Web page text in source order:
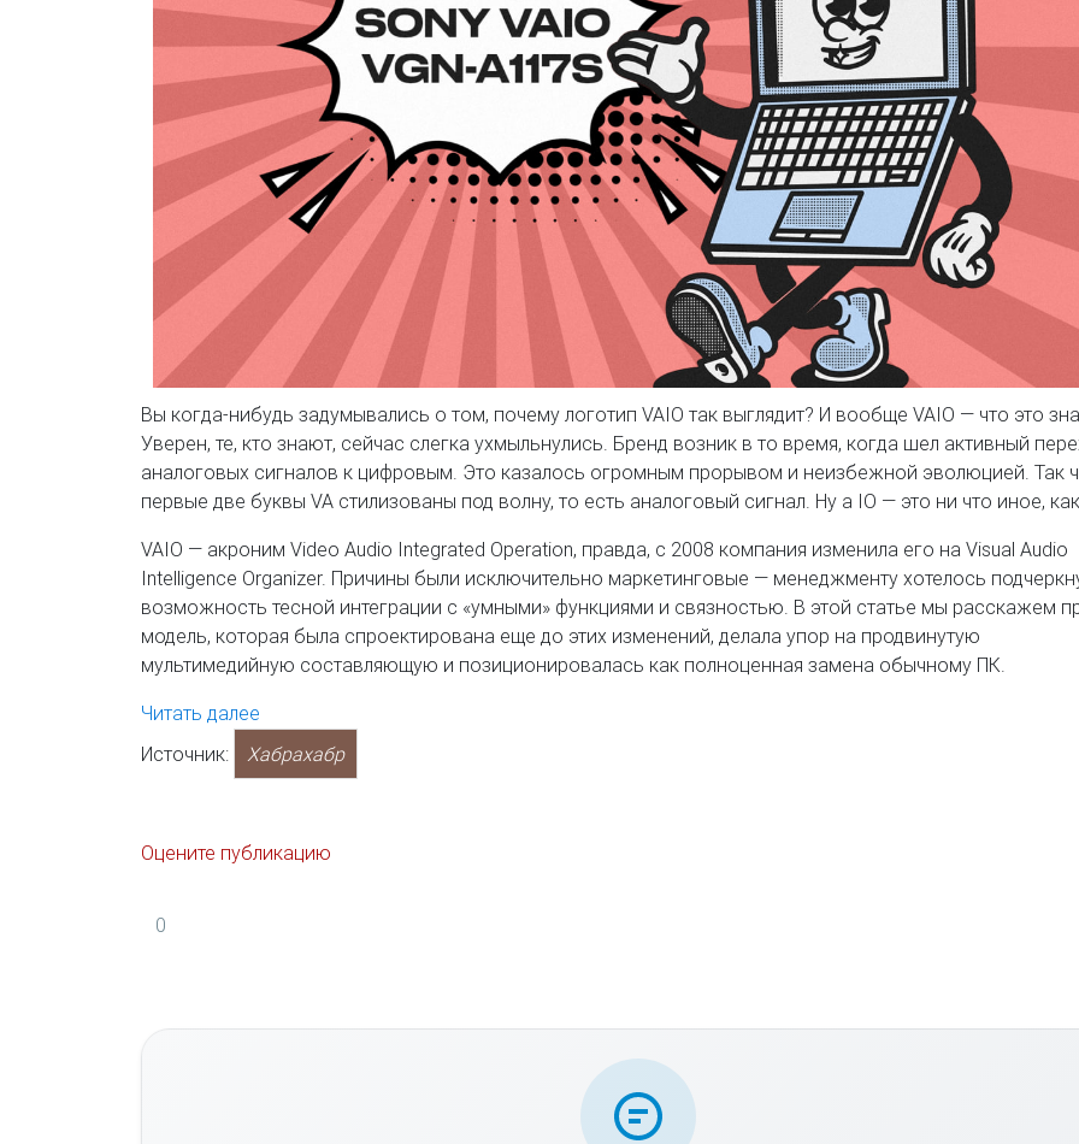
Вы когда-нибудь задумывались о том, почему логотип VAIO так выглядит? И вообще VAIO — что это
Уверен, те, кто знают, сейчас слегка ухмыльнулись. Бренд возник в то время, когда шел активный
аналоговых сигналов к цифровым. Это казалось огромным прорывом и неизбежной эволюцией. Так
первые две буквы VA стилизованы под волну, то есть аналоговый сигнал. Ну а IO — это ни что иное,
VAIO — акроним Video Audio Integrated Operation, правда, с 2008 компания изменила его на Visual Audio
Intelligence Organizer. Причины были исключительно маркетинговые — менеджменту хотелось
возможность тесной интеграции с «‎умными» функциями и связностью. В этой статье мы расскажем
модель, которая была спроектирована еще до этих изменений, делала упор на продвинутую
мультимедийную составляющую и позиционировалась как полноценная замена обычному ПК.
Читать далее
Источник:
Хабрахабр
Оцените публикацию
0